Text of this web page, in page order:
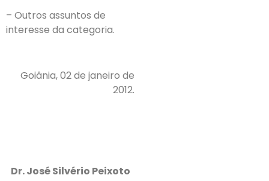
– Outros assuntos de
interesse da categoria.
Goiânia, 02 de janeiro de
2012.
Dr. José Silvério Peixoto